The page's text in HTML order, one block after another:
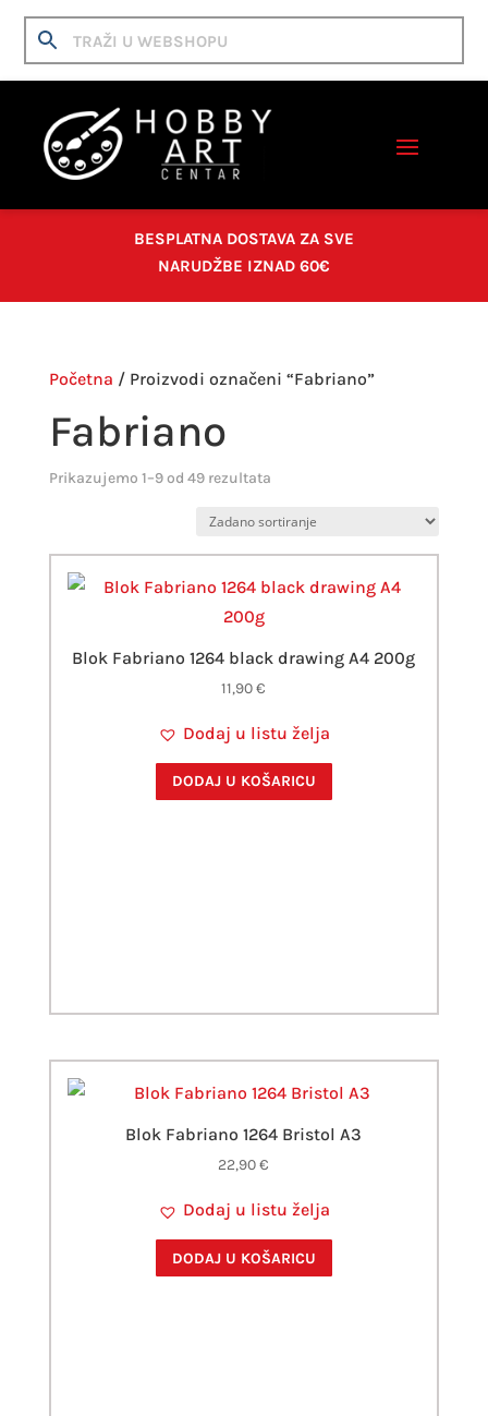
BESPLATNA DOSTAVA ZA SVE
NARUDŽBE IZNAD 60€
Početna / Proizvodi označeni “Fabriano”
Fabriano
Prikazujemo 1–9 od 49 rezultata
Blok Fabriano 1264 black drawing A4 200g
11,90€
Dodaj u listu želja
DODAJ U KOŠARICU
Blok Fabriano 1264 Bristol A3
22,90€
Dodaj u listu želja
DODAJ U KOŠARICU